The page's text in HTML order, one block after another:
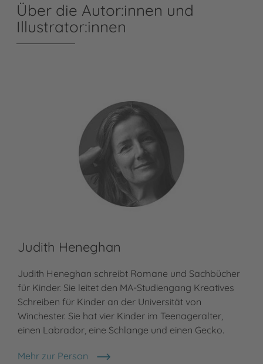
Über die Autor:innen und
Illustrator:innen
Judith Heneghan
Judith Heneghan schreibt Romane und Sachbücher
für Kinder. Sie leitet den MA-Studiengang Kreatives
Schreiben für Kinder an der Universität von
Winchester. Sie hat vier Kinder im Teenageralter,
einen Labrador, eine Schlange und einen Gecko.
Mehr zur Person